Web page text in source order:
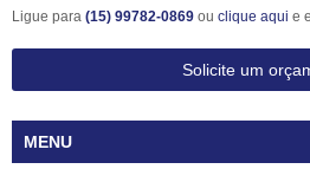
Ligue para (15) 99782-0869 ou clique aqui e
Solicite um
MENU